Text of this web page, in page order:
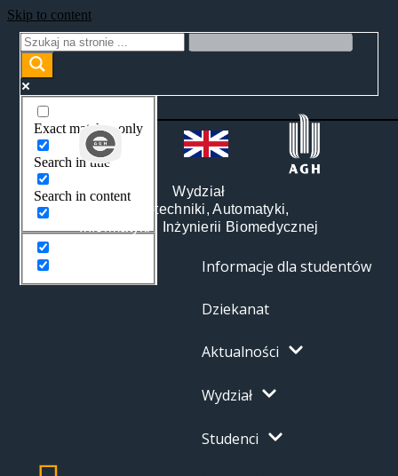
Skip to content
Exact matches only
Search in title
Search in content
Wydział
Elektrotechniki, Automatyki,
Informatyki i Inżynierii Biomedycznej
Informacje dla studentów
Dziekanat
Aktualności
Wydział
Studenci